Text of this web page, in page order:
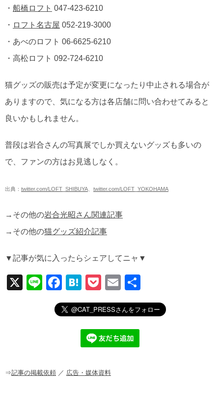
・ 船橋ロフト 047-423-6210
・ ロフト名古屋 052-219-3000
・あべのロフト 06-6625-6210
・高松ロフト 092-724-6210
猫グッズの販売は予定が変更になったり中止される場合が
ありますので、気になる方は各店舗に問い合わせてみると
良いかもしれません。
普段は岩合さんの写真展でしか買えないグッズも多いの
で、ファンの方はお見逃しなく。
出典： twitter.com/LOFT_SHIBUYA twitter.com/LOFT_YOKOHAMA
→その他の岩合光昭さん関連記事
→その他の猫グッズ紹介記事
▼記事が気に入ったらシェアしてニャ▼
X
Li
F
a
c
o
H
at
e
n
a
P
o
ck
et
E
m
ail
有
⇒記事の掲載依頼 ／ 広告・媒体資料